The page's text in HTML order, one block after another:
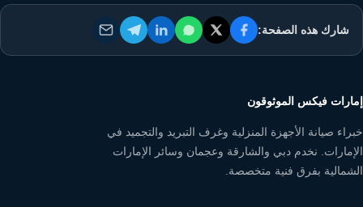
شارك هذه الصفحة:
إمارات فيكس الموثوقون
خبراء صيانة الأجهزة المنزلية وغرف التبريد والتجميد في
الإمارات. نخدم دبي والشارقة وعجمان وسائر الإمارات
الشمالية بفرق فنية متخصصة.